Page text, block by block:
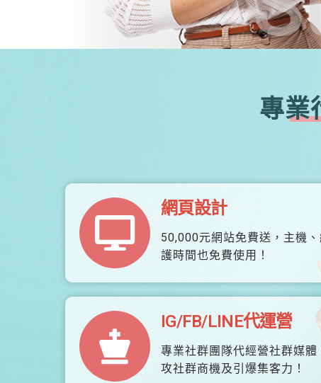
專業
網頁設計
50,000元網站免費送，主機
護時間也免費使用！
IG/FB/LINE代運營
專業社群團隊代經營社群媒體
攻社群商機及引爆集客力！